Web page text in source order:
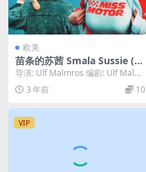
欧美
苗条的苏茜 Smala Sussie (20
03)
导演: Ulf Malmros 编剧: Ulf Malmr
os / Petter...
3 年前 10
VIP